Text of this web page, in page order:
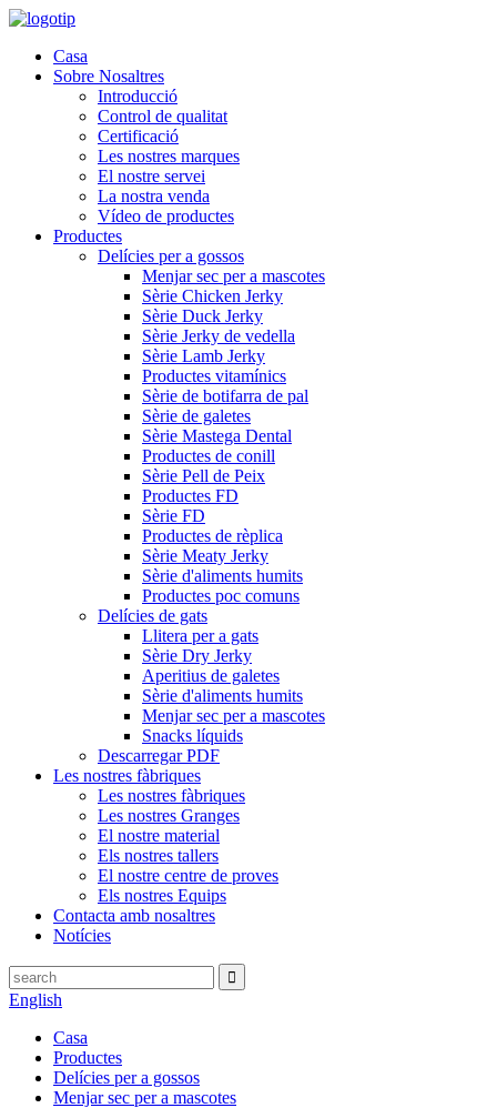
Casa
Sobre Nosaltres
Introducció
Control de qualitat
Certificació
Les nostres marques
El nostre servei
La nostra venda
Vídeo de productes
Productes
Delícies per a gossos
Menjar sec per a mascotes
Sèrie Chicken Jerky
Sèrie Duck Jerky
Sèrie Jerky de vedella
Sèrie Lamb Jerky
Productes vitamínics
Sèrie de botifarra de pal
Sèrie de galetes
Sèrie Mastega Dental
Productes de conill
Sèrie Pell de Peix
Productes FD
Sèrie FD
Productes de rèplica
Sèrie Meaty Jerky
Sèrie d'aliments humits
Productes poc comuns
Delícies de gats
Llitera per a gats
Sèrie Dry Jerky
Aperitius de galetes
Sèrie d'aliments humits
Menjar sec per a mascotes
Snacks líquids
Descarregar PDF
Les nostres fàbriques
Les nostres fàbriques
Les nostres Granges
El nostre material
Els nostres tallers
El nostre centre de proves
Els nostres Equips
Contacta amb nosaltres
Notícies
English
Casa
Productes
Delícies per a gossos
Menjar sec per a mascotes